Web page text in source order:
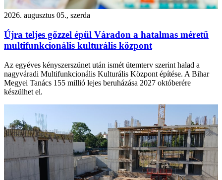
2026. augusztus 05., szerda
Újra teljes gőzzel épül Váradon a hatalmas méretű
multifunkcionális kulturális központ
Az egyéves kényszerszünet után ismét ütemterv szerint halad a
nagyváradi Multifunkcionális Kulturális Központ építése. A Bihar
Megyei Tanács 155 millió lejes beruházása 2027 októberére
készülhet el.